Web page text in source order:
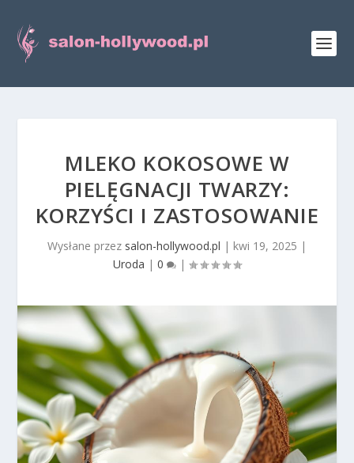
MLEKO KOKOSOWE W
PIELĘGNACJI TWARZY:
KORZYŚCI I ZASTOSOWANIE
Wysłane przez salon-hollywood.pl | kwi 19, 2025 |
Uroda | 0 |